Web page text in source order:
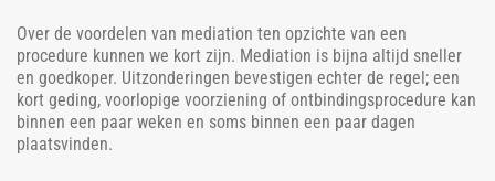
Over de voordelen van mediation ten opzichte van een
procedure kunnen we kort zijn. Mediation is bijna altijd sneller
en goedkoper. Uitzonderingen bevestigen echter de regel; een
kort geding, voorlopige voorziening of ontbindingsprocedure kan
binnen een paar weken en soms binnen een paar dagen
plaatsvinden.